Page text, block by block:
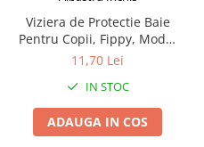
Viziera de Protectie Baie
Pentru Copii, Fippy, Model
Coroana, Dimensiune
curatat, Impotriva
Samponului, pentru Ochi si
Urechi, TPE+PP, 15x13 cm,
Albastru Inchis
11,70 Lei
IN STOC
ADAUGA IN COS